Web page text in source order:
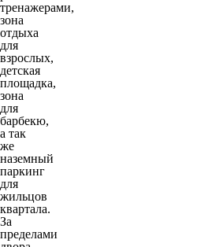
тренажерами,
зона
отдыха
для
взрослых,
детская
площадка,
зона
для
барбекю,
а так
же
наземный
паркинг
для
жильцов
квартала.
За
пределами